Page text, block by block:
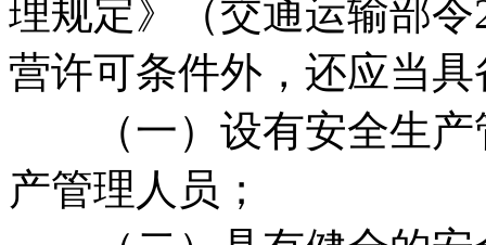
理规定》（交通运输部
营许可条件外，还应当
（一）设有安全生产
产管理人员；